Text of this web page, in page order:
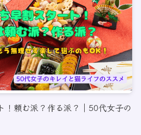
！頼む派？作る派？｜50代女子の